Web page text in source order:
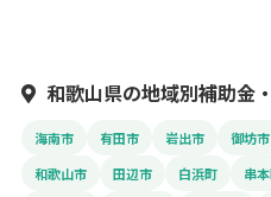
和歌山県の地域別補助金
海南市 有田市 岩出市 御坊市
和歌山市
田辺市 白浜町 串